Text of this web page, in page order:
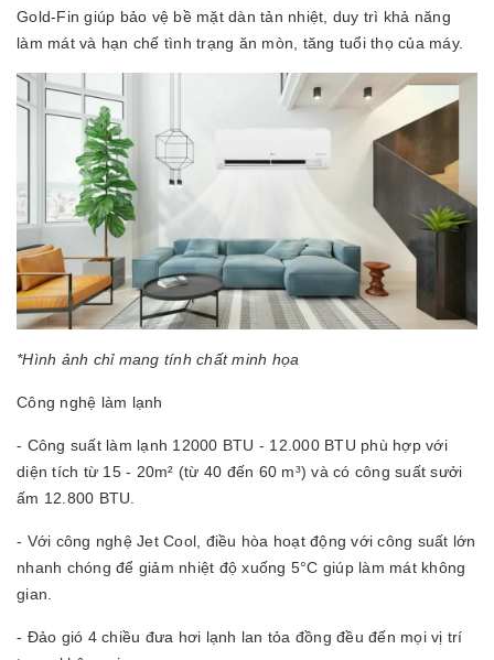
Gold-Fin giúp bảo vệ bề mặt dàn tản nhiệt, duy trì khả năng
làm mát và hạn chế tình trạng ăn mòn, tăng tuổi thọ của máy.
*Hình ảnh chỉ mang tính chất minh họa
Công nghệ làm lạnh
- Công suất làm lạnh 12000 BTU - 12.000 BTU phù hợp với
diện tích từ 15 - 20m² (từ 40 đến 60 m³) và có công suất sưởi
ấm 12.800 BTU.
- Với công nghệ Jet Cool, điều hòa hoạt động với công suất lớn
nhanh chóng để giảm nhiệt độ xuống 5°C giúp làm mát không
gian.
- Đảo gió 4 chiều đưa hơi lạnh lan tỏa đồng đều đến mọi vị trí